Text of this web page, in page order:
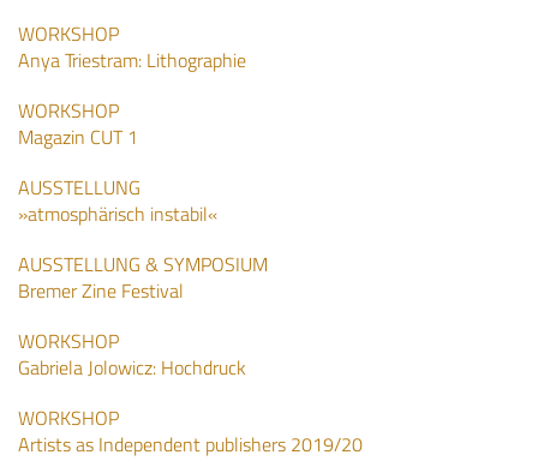
WORKSHOP
Anya Triestram: Lithographie
WORKSHOP
Magazin CUT 1
AUSSTELLUNG
»atmosphärisch instabil«
AUSSTELLUNG & SYMPOSIUM
Bremer Zine Festival
WORKSHOP
Gabriela Jolowicz: Hochdruck
WORKSHOP
Artists as Independent publishers 2019/20